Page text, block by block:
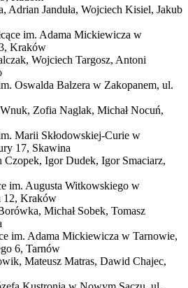
Adrian Janduła, Wojciech Kisiel, Jakub
im. Adama Mickiewicza w
Kraków
Wojciech Targosz, Antoni
Oswalda Balzera w Zakopanem, ul.
Zofia Naglak, Michał Nocuń,
Marii Skłodowskiej-Curie w
17, Skawina
Igor Dudek, Igor Smaciarz,
im. Augusta Witkowskiego w
12, Kraków
Michał Sobek, Tomasz
im. Adama Mickiewicza w Tarnowie,
6, Tarnów
Mateusz Matras, Dawid Chajec,